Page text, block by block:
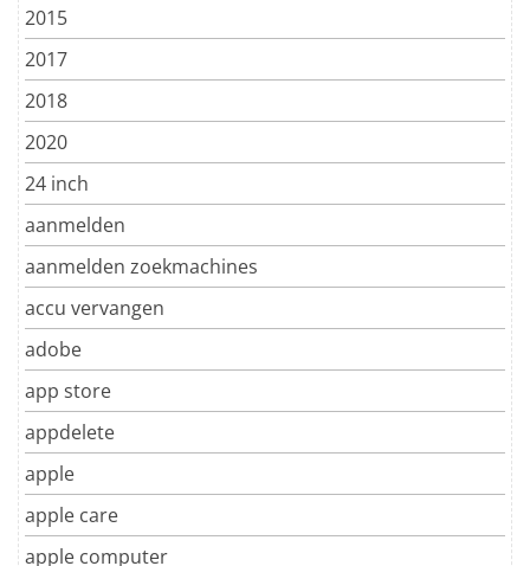
2015
2017
2018
2020
24 inch
aanmelden
aanmelden zoekmachines
accu vervangen
adobe
app store
appdelete
apple
apple care
apple computer